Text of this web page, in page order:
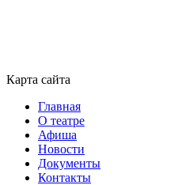
Карта сайта
Главная
О театре
Афиша
Новости
Документы
Контакты